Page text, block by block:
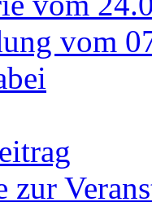
vom
zur